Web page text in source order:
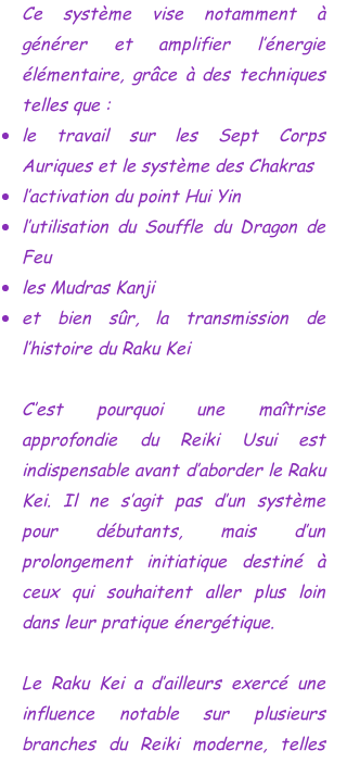
Ce système vise notamment à
générer et amplifier l’énergie
élémentaire, grâce à des techniques
telles que :
le travail sur les Sept Corps
Auriques et le système des Chakras
l’activation du point Hui Yin
l’utilisation du Souffle du Dragon de
Feu
les Mudras Kanji
et bien sûr, la transmission de
l’histoire du Raku Kei
C’est pourquoi une maîtrise
approfondie du Reiki Usui est
indispensable avant d’aborder le Raku
Kei. Il ne s’agit pas d’un système
pour débutants, mais d’un
prolongement initiatique destiné à
ceux qui souhaitent aller plus loin
dans leur pratique énergétique.
Le Raku Kei a d’ailleurs exercé une
influence notable sur plusieurs
branches du Reiki moderne, telles